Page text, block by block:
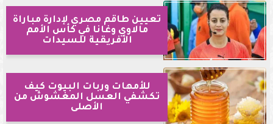
تعيين طاقم مصري لإدارة مباراة
مالاوي وغانا في كأس الأمم
الأفريقية للسيدات
للأمهات وربات البيوت كيف
تكشفي العسل المغشوش من
الأصلى